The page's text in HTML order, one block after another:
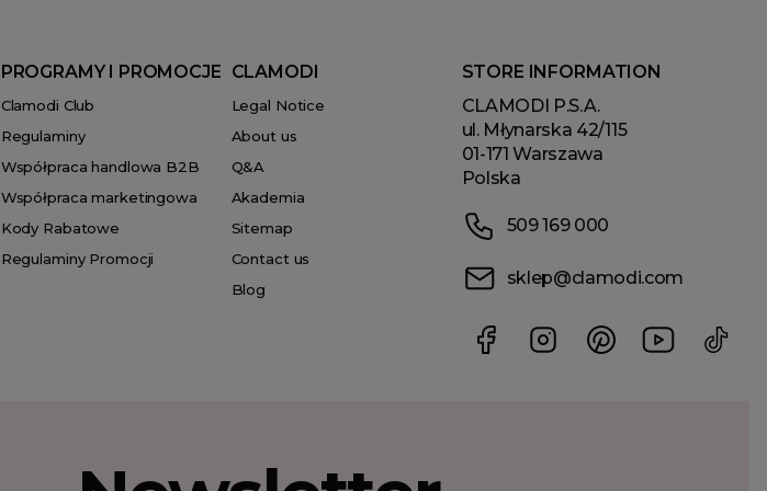
PROGRAMY I PROMOCJE
Clamodi Club
Regulaminy
Współpraca handlowa B2B
Współpraca marketingowa
Kody Rabatowe
Regulaminy Promocji
CLAMODI
Legal Notice
About us
Q&A
Akademia
Sitemap
Contact us
Blog
STORE INFORMATION
CLAMODI P.S.A.
ul. Młynarska 42/115
01-171 Warszawa
Polska
509 169 000
sklep@clamodi.com